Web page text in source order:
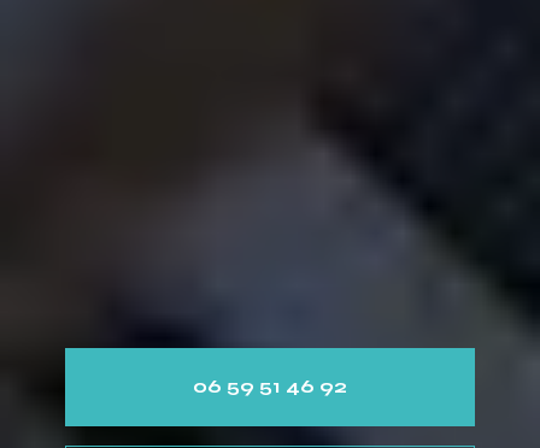
06 59 51 46 92